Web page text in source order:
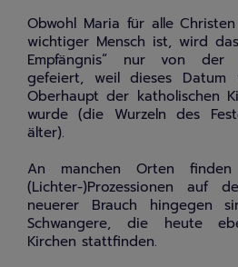
Obwohl Maria für alle
wichtiger Mensch ist, wird
Empfängnis“ nur von der
gefeiert, weil dieses Datum
Oberhaupt der katholischen
wurde (die Wurzeln des
älter).
An manchen Orten
(Lichter-)Prozessionen auf
neuerer Brauch hingegen
Schwangere, die heute
Kirchen stattfinden.